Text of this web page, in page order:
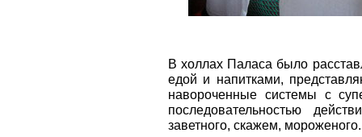
В холлах Паласа было
едой и напитками,
навороченные системы с
последовательностью
заветного, скажем, мороженого.